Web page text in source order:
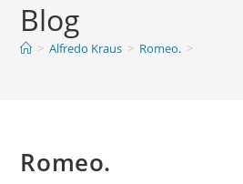
Blog
> Alfredo Kraus > Romeo. >
Romeo.